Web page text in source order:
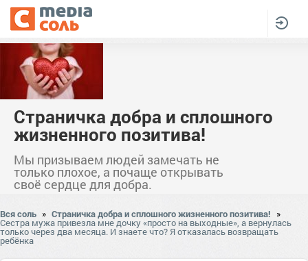
Страничка добра и сплошного
жизненного позитива!
Мы призываем людей замечать не
только плохое, а почаще открывать
своё сердце для добра.
Вся соль » Страничка добра и сплошного жизненного позитива! »
Сестра мужа привезла мне дочку «просто на выходные», а вернулась
только через два месяца. И знаете что? Я отказалась возвращать
ребёнка